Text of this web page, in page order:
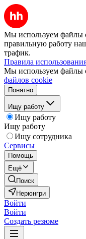
Мы используем файлы
правильную работу
трафик.
Правила
Мы используем файлы
файлов cookie
Понятно
Ищу работу
Ищу работу
Ищу работу
Ищу сотрудника
Сервисы
Помощь
Ещё
Поиск
Нерюнгри
Войти
Войти
Создать резюме